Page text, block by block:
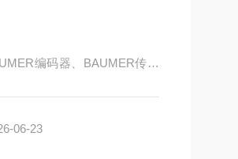
编码器、BAUMER传感
06-23